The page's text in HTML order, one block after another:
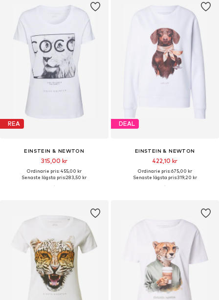
REA
EINSTEIN & NEWTON
315,00 kr
Ordinarie pris: 455,00 kr
Senaste lägsta pris:283,50 kr
DEAL
EINSTEIN & NEWTON
422,10 kr
Ordinarie pris: 675,00 kr
Senaste lägsta pris:319,20 kr